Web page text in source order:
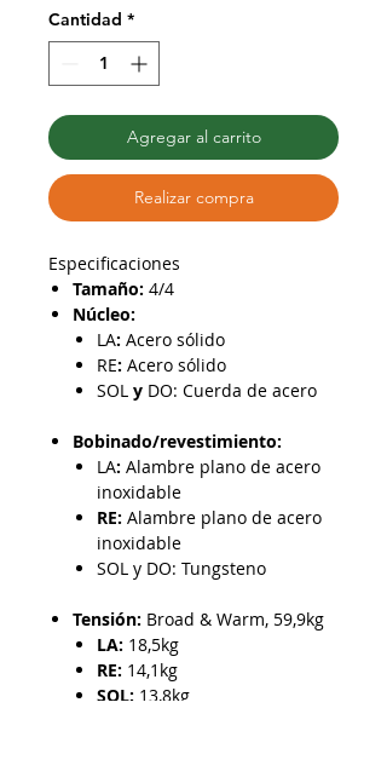
Cantidad *
Agregar al carrito
Realizar compra
Especificaciones
Tamaño: 4/4
Núcleo:
LA: Acero sólido
RE: Acero sólido
SOL y DO: Cuerda de acero
Bobinado/revestimiento:
LA: Alambre plano de acero
inoxidable
RE: Alambre plano de acero
inoxidable
SOL y DO: Tungsteno
Tensión: Broad & Warm, 59,9kg
LA: 18,5kg
RE: 14,1kg
SOL: 13,8kg